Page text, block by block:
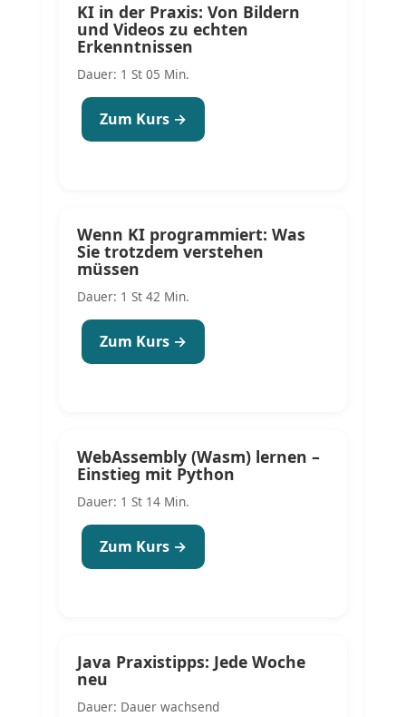
KI in der Praxis: Von Bildern
und Videos zu echten
Erkenntnissen
Dauer: 1 St 05 Min.
Zum Kurs →
Wenn KI programmiert: Was
Sie trotzdem verstehen
müssen
Dauer: 1 St 42 Min.
Zum Kurs →
WebAssembly (Wasm) lernen –
Einstieg mit Python
Dauer: 1 St 14 Min.
Zum Kurs →
Java Praxistipps: Jede Woche
neu
Dauer: Dauer wachsend